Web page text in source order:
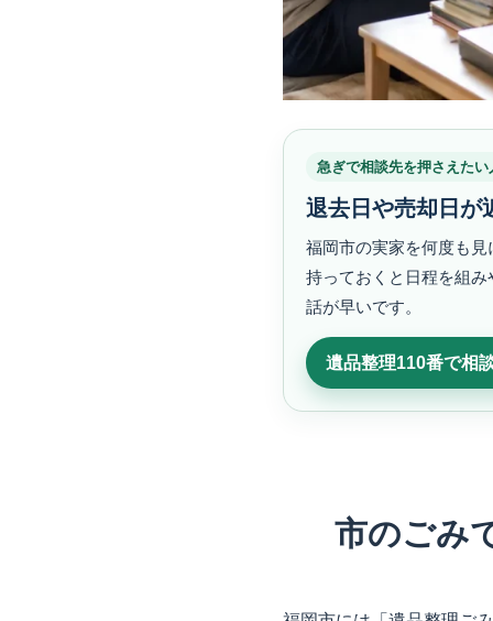
急ぎで相談先を押さえたい
退去日や売却日が
福岡市の実家を何度も
持っておくと日程を組
話が早いです。
遺品整理110番で相
市のごみ